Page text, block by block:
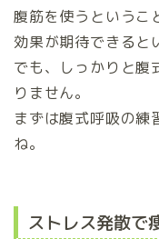
腹筋を使うというこ
効果が期待できると
でも、しっかりと腹
りません。
まずは腹式呼吸の練
ね。
ストレス発散で